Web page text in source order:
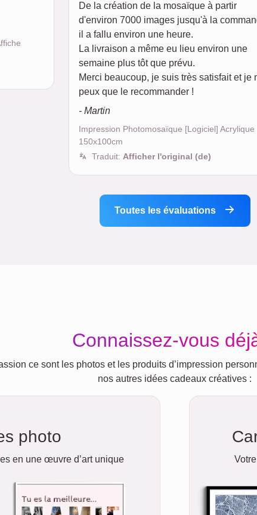
De la création de la mosaïque à partir
d'environ 7000 images jusqu'à la
il a fallu environ une heure.
La livraison a même eu lieu environ une
semaine plus tôt que prévu.
Merci beaucoup, je suis très satisfait et je
peux que le recommander !
- Martin
Impression Photomosaïque [Logiciel] Acrylique
150x100cm
Traduit: Afficher l'original (de)
Toutes les évaluations
Connaissez-vous
ce sont les photos et les produits d’impression
nos autres idées cadeaux créatives :
photo
en une œuvre d’art unique